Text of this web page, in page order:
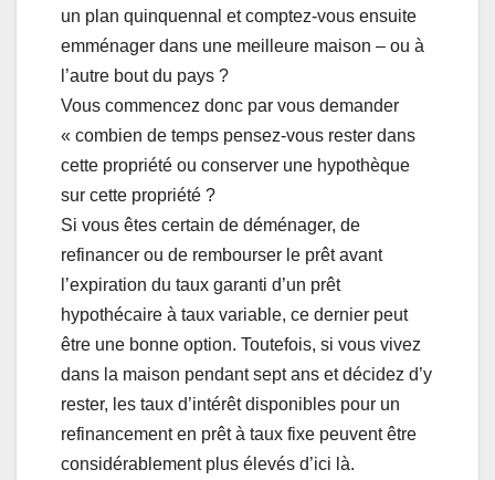
un plan quinquennal et comptez-vous ensuite
emménager dans une meilleure maison – ou à
l’autre bout du pays ?
Vous commencez donc par vous demander
« combien de temps pensez-vous rester dans
cette propriété ou conserver une hypothèque
sur cette propriété ?
Si vous êtes certain de déménager, de
refinancer ou de rembourser le prêt avant
l’expiration du taux garanti d’un prêt
hypothécaire à taux variable, ce dernier peut
être une bonne option. Toutefois, si vous vivez
dans la maison pendant sept ans et décidez d’y
rester, les taux d’intérêt disponibles pour un
refinancement en prêt à taux fixe peuvent être
considérablement plus élevés d’ici là.